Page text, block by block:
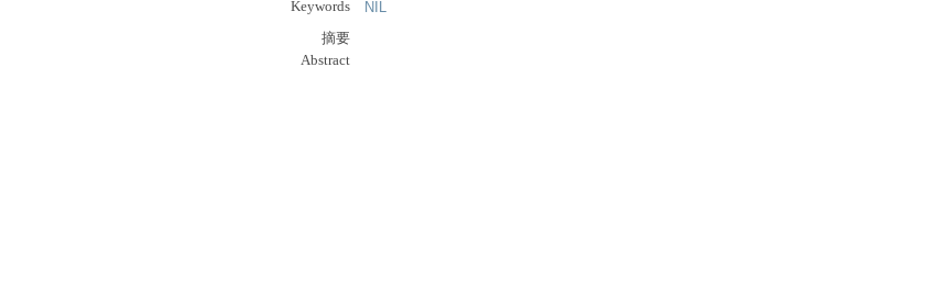
Keywords
NIL
摘要
Abstract